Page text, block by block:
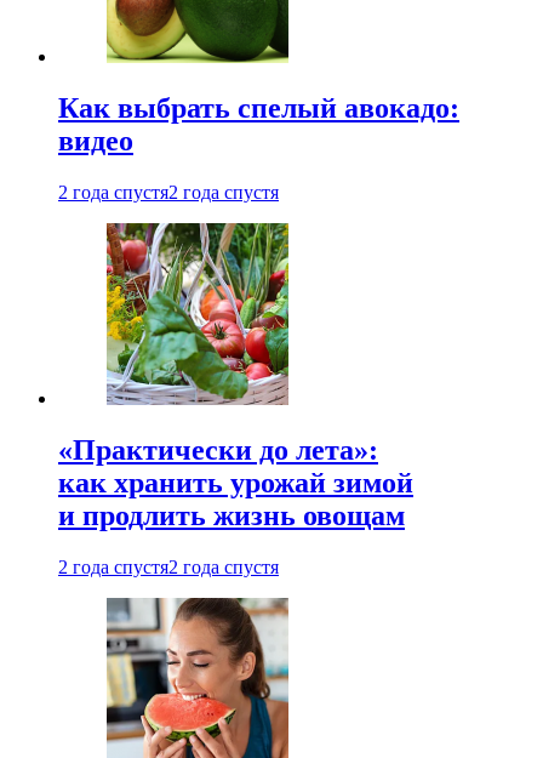
Как выбрать спелый авокадо:
видео
2 года спустя2 года спустя
«Практически до лета»:
как хранить урожай зимой
и продлить жизнь овощам
2 года спустя2 года спустя